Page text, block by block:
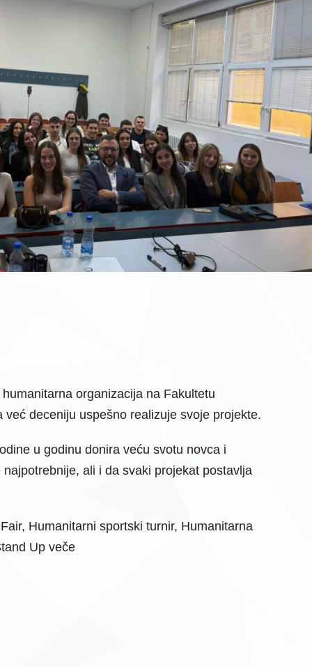
organizacija na Fakultetu
već deceniju uspešno realizuje svoje projekte.
u godinu donira veću svotu novca i
ali i da svaki projekat postavlja
Humanitarni sportski turnir, Humanitarna
Up veče